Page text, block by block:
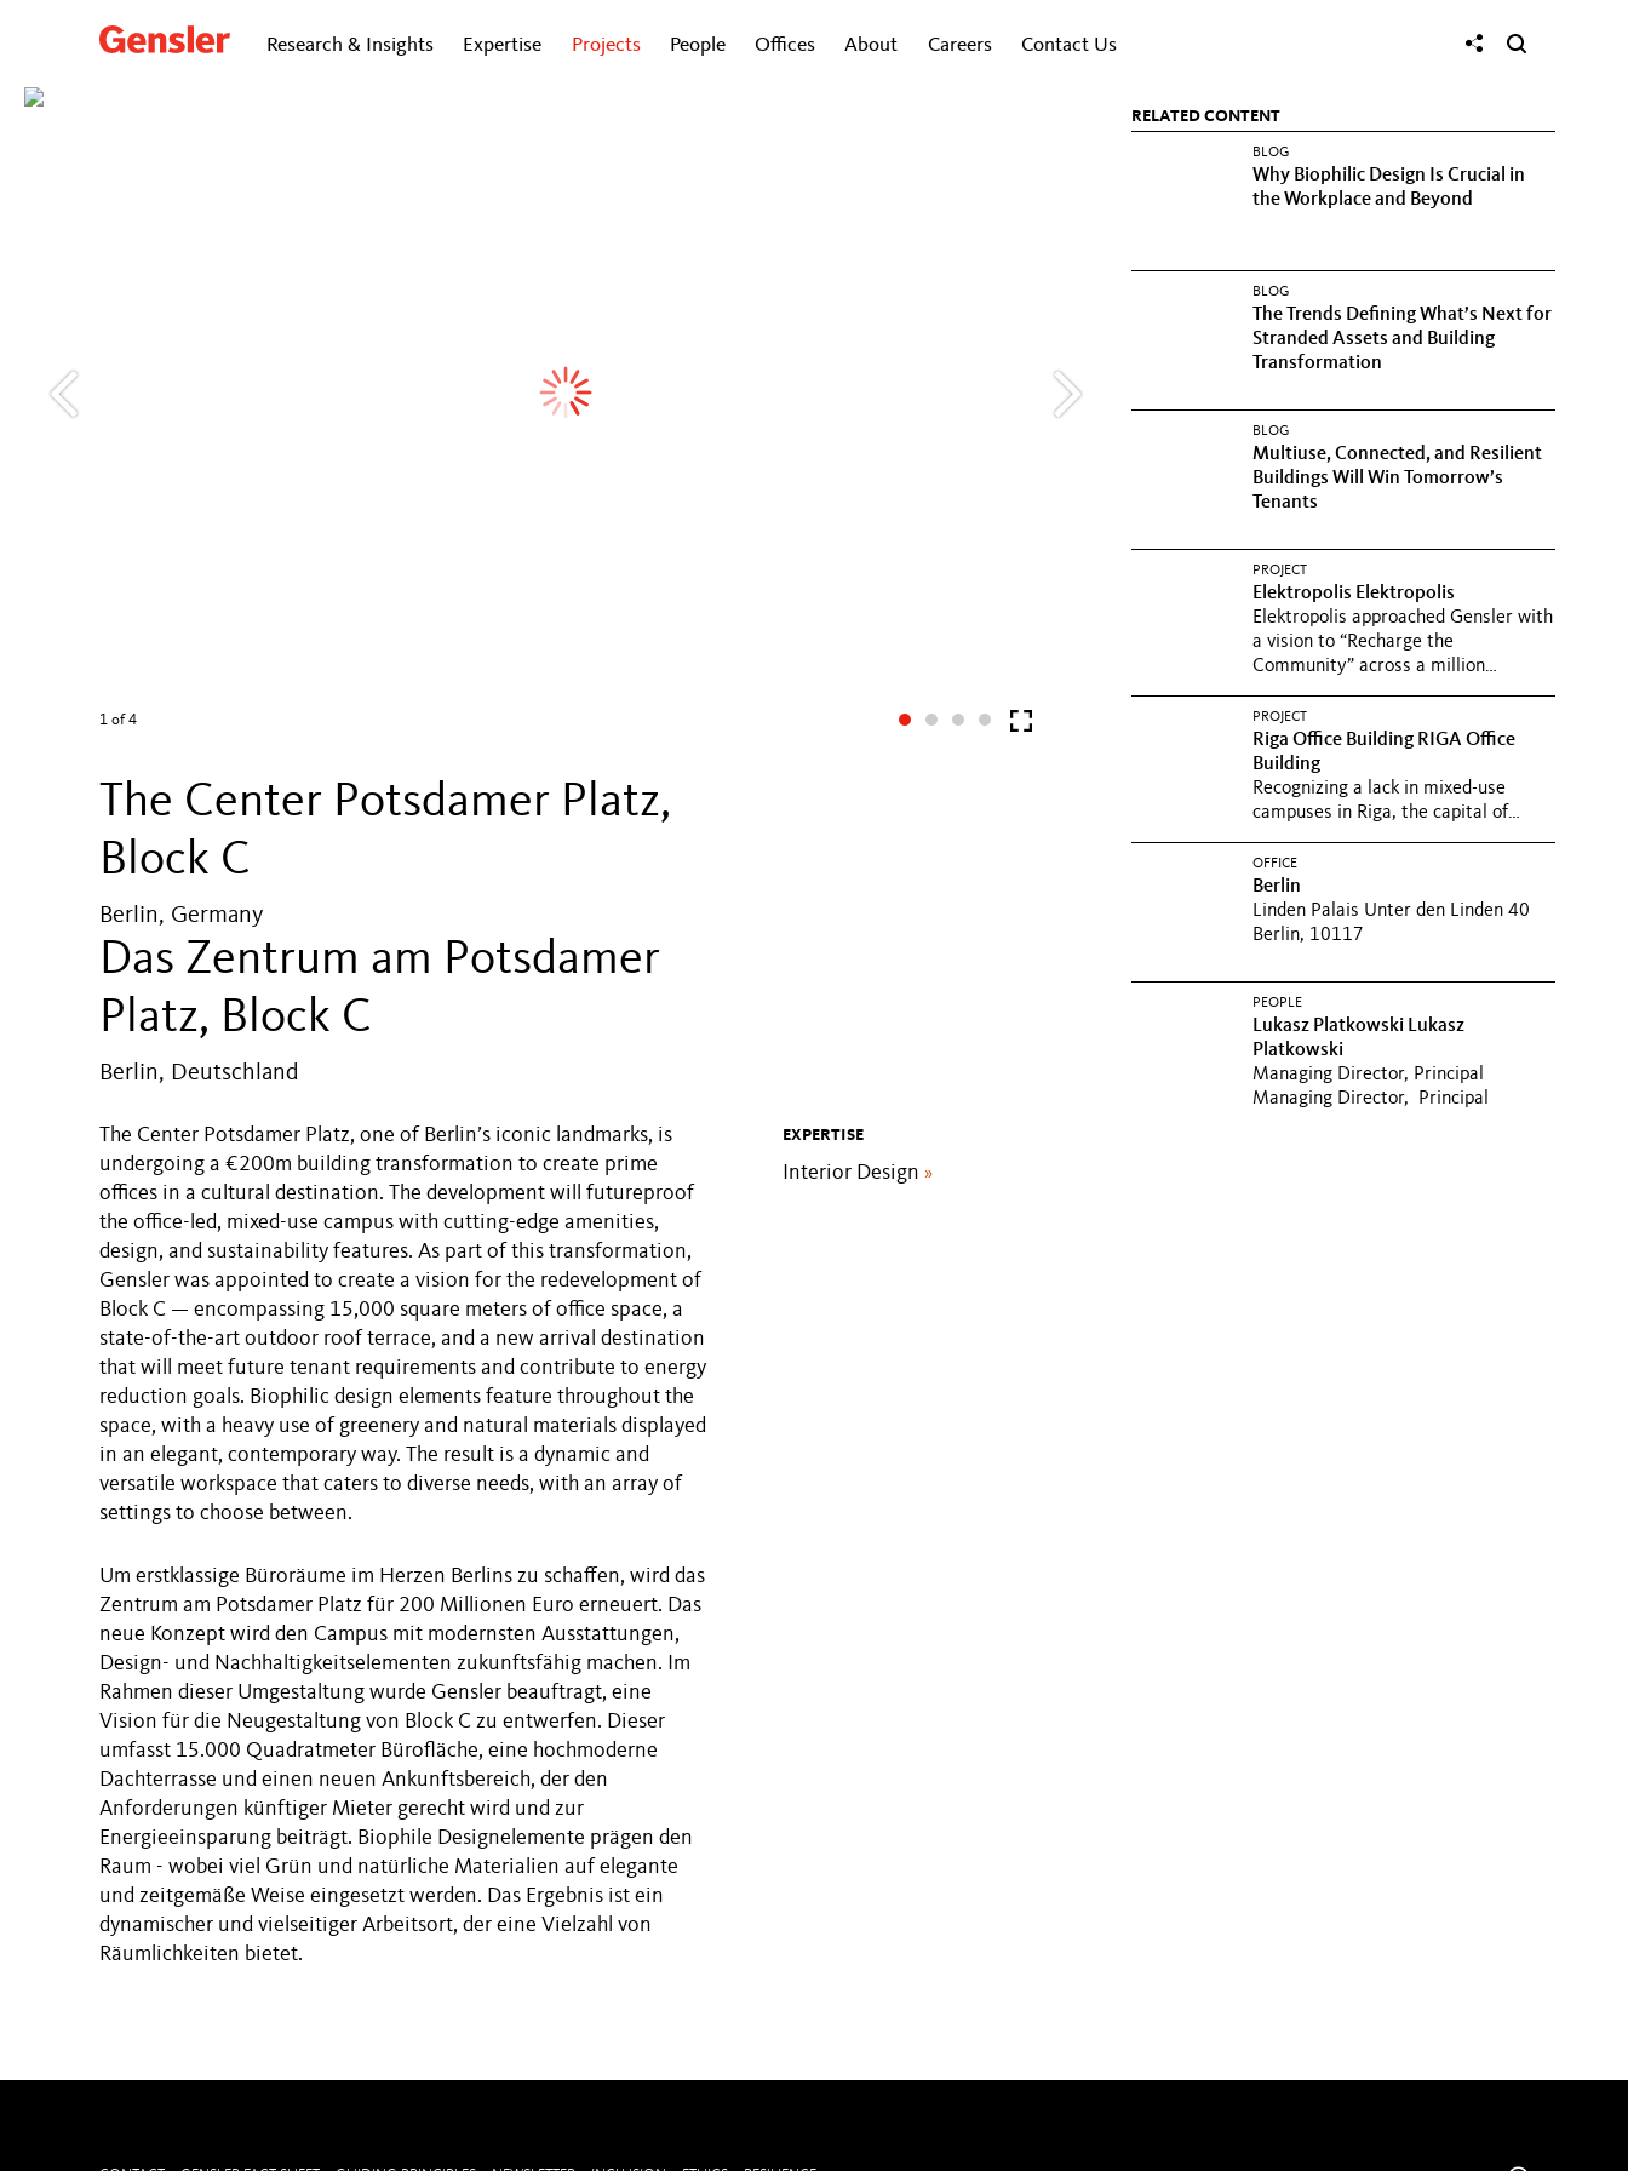
Research & Insights Expertise Projects People Offices About Careers Contact Us
1 of 4
The Center Potsdamer Platz,
Block C
Berlin, Germany
Das Zentrum am Potsdamer
Platz, Block C
Berlin, Deutschland
The Center Potsdamer Platz, one of Berlin’s iconic landmarks, is
undergoing a €200m building transformation to create prime
offices in a cultural destination. The development will futureproof
the office-led, mixed-use campus with cutting-edge amenities,
design, and sustainability features. As part of this transformation,
Gensler was appointed to create a vision for the redevelopment of
Block C — encompassing 15,000 square meters of office space, a
state-of-the-art outdoor roof terrace, and a new arrival destination
that will meet future tenant requirements and contribute to energy
reduction goals. Biophilic design elements feature throughout the
space, with a heavy use of greenery and natural materials displayed
in an elegant, contemporary way. The result is a dynamic and
versatile workspace that caters to diverse needs, with an array of
settings to choose between.
Um erstklassige Büroräume im Herzen Berlins zu schaffen, wird das
Zentrum am Potsdamer Platz für 200 Millionen Euro erneuert. Das
neue Konzept wird den Campus mit modernsten Ausstattungen,
Design- und Nachhaltigkeitselementen zukunftsfähig machen. Im
Rahmen dieser Umgestaltung wurde Gensler beauftragt, eine
Vision für die Neugestaltung von Block C zu entwerfen. Dieser
umfasst 15.000 Quadratmeter Bürofläche, eine hochmoderne
Dachterrasse und einen neuen Ankunftsbereich, der den
Anforderungen künftiger Mieter gerecht wird und zur
Energieeinsparung beiträgt. Biophile Designelemente prägen den
Raum - wobei viel Grün und natürliche Materialien auf elegante
und zeitgemäße Weise eingesetzt werden. Das Ergebnis ist ein
dynamischer und vielseitiger Arbeitsort, der eine Vielzahl von
Räumlichkeiten bietet.
EXPERTISE
Interior Design»
RELATED CONTENT
BLOG
Why Biophilic Design Is Crucial in
the Workplace and Beyond
BLOG
The Trends Defining What’s Next for
Stranded Assets and Building
Transformation
BLOG
Multiuse, Connected, and Resilient
Buildings Will Win Tomorrow’s
Tenants
PROJECT
Elektropolis Elektropolis
Elektropolis approached Gensler with
a vision to “Recharge the
Community” across a million
für die Community. Dieses visionäre
Motto für eine Million
Quadratmeter...
PROJECT
Riga Office Building RIGA Office
Building
Recognizing a lack in mixed-use
campuses in Riga, the capital of
Grundlage für das Projekt war der
allgemeine Mangel an für innovative
Unternehmen interessanten...
OFFICE
Berlin
Linden Palais Unter den Linden 40
Berlin, 10117
PEOPLE
Lukasz Platkowski Lukasz
Platkowski
Managing Director, Principal
Managing Director, Principal